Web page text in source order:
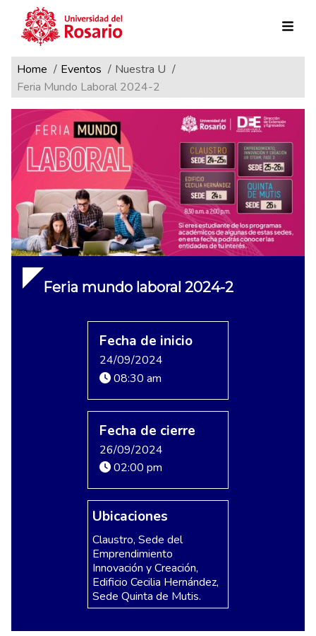
Pasar al contenido principal
Ruta de navegación
Home Eventos
Nuestra U
Feria Mundo Laboral 2024-2
Feria mundo laboral 2024-2
Fecha de inicio
24/09/2024
08:30 am
Fecha de cierre
26/09/2024
02:00 pm
Ubicaciones
Claustro, Sede del
Emprendimiento
Innovación y Creación,
Edificio Cecilia Hernández,
Sede Quinta de Mutis.